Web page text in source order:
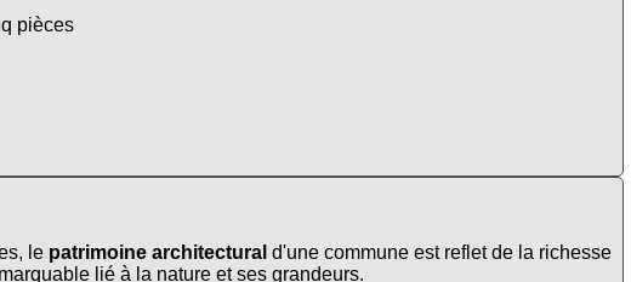
pièces
le patrimoine architectural d'une commune est reflet de la richesse
lié à la nature et ses grandeurs.